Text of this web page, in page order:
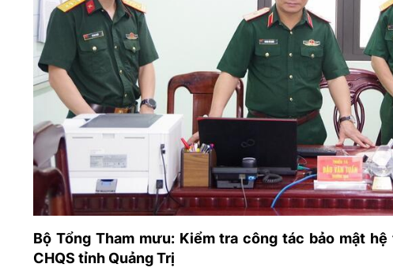
Bộ Tổng Tham mưu: Kiểm tra công tác bảo mật
CHQS tỉnh Quảng Trị